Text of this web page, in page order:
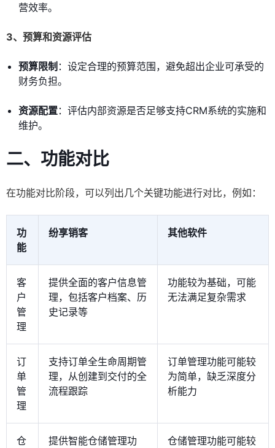
营效率。
3、预算和资源评估
预算限制 ：设定合理的预算范围，避免超出企业可承受的
财务负担。
资源配置：评估内部资源是否足够支持CRM系统的实施和
维护。
二、功能对比
在功能对比阶段，可以列出几个关键功能进行对比，例如：
功
能
纷享销客 其他软件
客
户
管
理
提供全面的客户信息管
理，包括客户档案、历
史记录等
功能较为基础，可能
无法满足复杂需求
订
单
管
理
支持订单全生命周期管
理，从创建到交付的全
流程跟踪
订单管理功能可能较
为简单，缺乏深度分
析能力
仓
提供智能仓储管理功
仓储管理功能可能较